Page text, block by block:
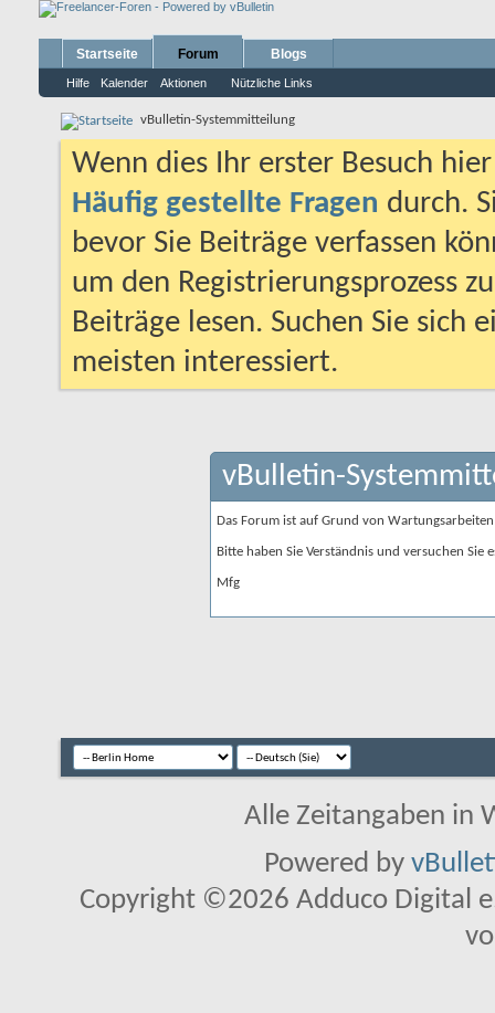
Startseite Forum
Hilfe Kalender Aktionen Nützliche Links
Blogs
vBulletin-Systemmitteilung
Wenn dies Ihr erster Besuch
Häufig gestellte Fragen durch.
bevor Sie Beiträge verfassen
um den Registrierungsprozess
Beiträge lesen. Suchen Sie sich
meisten interessiert.
vBulletin-
Das Forum ist auf Grund von
Bitte haben Sie Verständnis und versuchen Sie
Mfg
Alle Zeitangaben in
Powered by
Copyright ©2026 Adduco Digital